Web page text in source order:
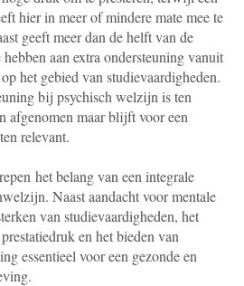
hier in meer of mindere mate mee te
geeft meer dan de helft van de
aan extra ondersteuning vanuit
het gebied van studievaardigheden.
bij psychisch welzijn is ten
afgenomen maar blijft voor een
relevant.
het belang van een integrale
Naast aandacht voor mentale
van studievaardigheden, het
en het bieden van
essentieel voor een gezonde en